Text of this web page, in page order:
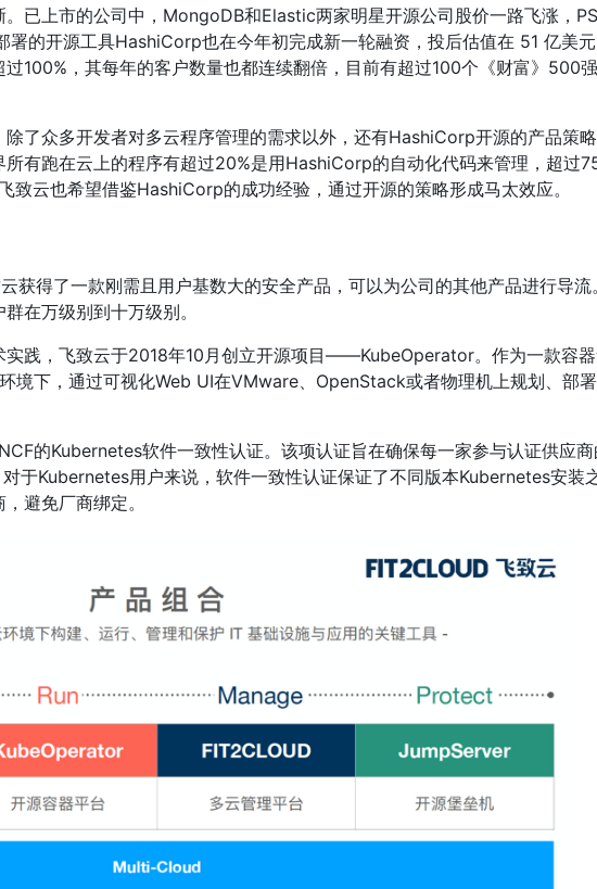
已上市的公司中，MongoDB和Elastic两家明星开源公司股价一路飞涨，
的开源工具HashiCorp也在今年初完成新一轮融资，投后估值在 51 亿美元
100%，其每年的客户数量也都连续翻倍，目前有超过100个《财富》500
了众多开发者对多云程序管理的需求以外，还有HashiCorp开源的产品策略
有跑在云上的程序有超过20%是用HashiCorp的自动化代码来管理，超过
云也希望借鉴HashiCorp的成功经验，通过开源的策略形成马太效应。
获得了一款刚需且用户基数大的安全产品，可以为公司的其他产品进行导流。
在万级别到十万级别。
实践，飞致云于2018年10月创立开源项目——KubeOperator。作为一款容
境下，通过可视化Web UI在VMware、OpenStack或者物理机上规划、部
的Kubernetes软件一致性认证。该项认证旨在确保每一家参与认证供应商
于Kubernetes用户来说，软件一致性认证保证了不同版本Kubernetes安装
避免厂商绑定。